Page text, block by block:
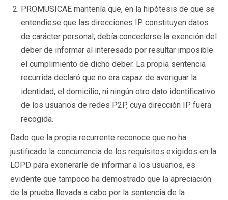
PROMUSICAE mantenía que, en la hipótesis de que se
entendiese que las direcciones IP constituyen datos
de carácter personal, debía concederse la exención del
deber de informar al interesado por resultar imposible
el cumplimiento de dicho deber. La propia sentencia
recurrida declaró que no era capaz de averiguar la
identidad, el domicilio, ni ningún otro dato identificativo
de los usuarios de redes P2P, cuya dirección IP fuera
recogida.
Dado que la propia recurrente reconoce que no ha
justificado la concurrencia de los requisitos exigidos en la
LOPD para exonerarle de informar a los usuarios, es
evidente que tampoco ha demostrado que la apreciación
de la prueba llevada a cabo por la sentencia de la